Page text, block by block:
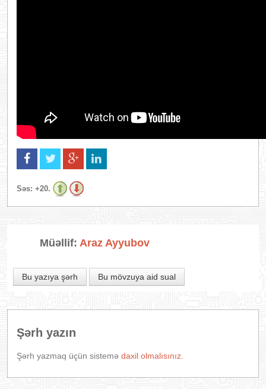
Səs: +20.
Müəllif: Araz Ayyubov
Bu yazıya şərh Bu mövzuya aid sual
Şərh yazın
Şərh yazmaq üçün sistemə daxil olmalısınız.